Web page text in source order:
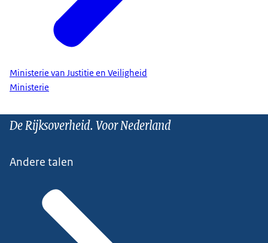
Ministerie van Justitie en Veiligheid
Ministerie
De Rijksoverheid. Voor Nederland
Andere talen